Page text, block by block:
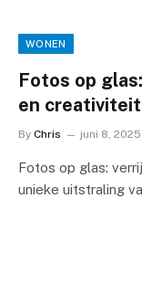
WONEN
Fotos op
en creativiteit
By Chris juni 8, 2025
Fotos op glas:
unieke uitstraling